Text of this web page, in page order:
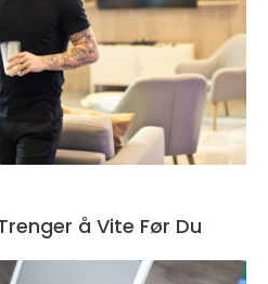
å Vite Før Du